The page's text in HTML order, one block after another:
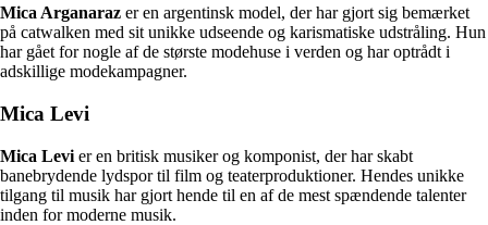
Mica Arganaraz er en argentinsk model, der har gjort sig bemærket
på catwalken med sit unikke udseende og karismatiske udstråling. Hun
har gået for nogle af de største modehuse i verden og har optrådt i
adskillige modekampagner.
Mica Levi
Mica Levi er en britisk musiker og komponist, der har skabt
banebrydende lydspor til film og teaterproduktioner. Hendes unikke
tilgang til musik har gjort hende til en af de mest spændende talenter
inden for moderne musik.